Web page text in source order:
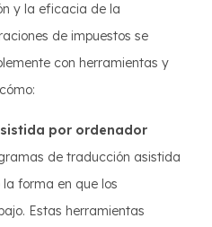
y la eficacia de la
de impuestos se
con herramientas y
por ordenador
de traducción asistida
forma en que los
Estas herramientas